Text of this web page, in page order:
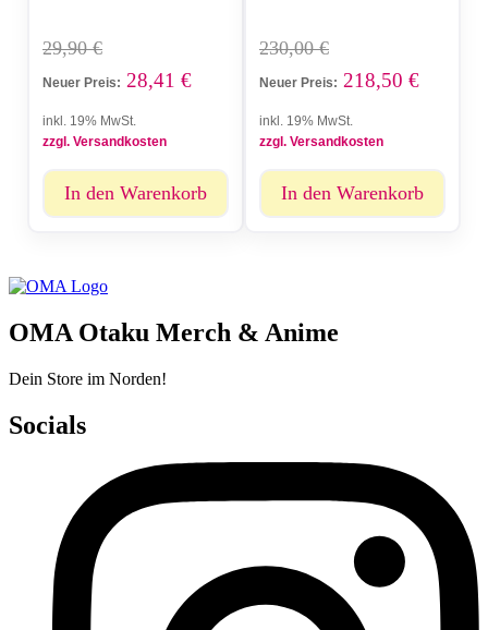
29,90€
Neuer Preis: 28,41 €
inkl. 19% MwSt.
zzgl. Versandkosten
In den Warenkorb
230,00€
Neuer Preis: 218,50 €
inkl. 19% MwSt.
zzgl. Versandkosten
In den Warenkorb
OMA Otaku Merch & Anime
Dein Store im Norden!
Socials